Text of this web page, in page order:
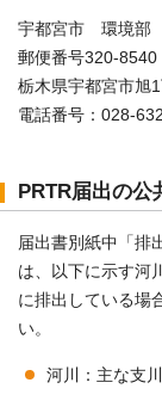
宇都宮市 環境部
郵便番号320-8540
栃木県宇都宮市
電話番号：028-
PRTR届出の公
届出書別紙中「排
は、以下に示す河
に排出している場
い。
河川：主な支川